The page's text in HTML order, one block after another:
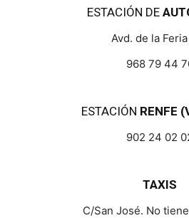
ESTACIÓN DE
Avd. de la
968 79 44
ESTACIÓN RENFE
902 24 02
TAXIS
C/San José. No